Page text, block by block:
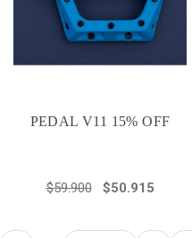
PEDAL V11 15% OFF
$59.900 $50.915